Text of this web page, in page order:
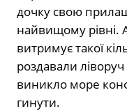
дочку свою
найвищому рівні.
витримує такої
роздавали
виникло море
гинути.